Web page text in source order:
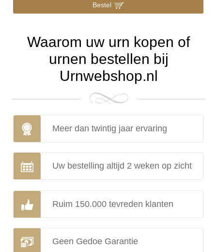
Bestel
Waarom uw urn kopen of
urnen bestellen bij
Urnwebshop.nl
Meer dan twintig jaar ervaring
Uw bestelling altijd 2 weken op zicht
Ruim 150.000 tevreden klanten
Geen Gedoe Garantie